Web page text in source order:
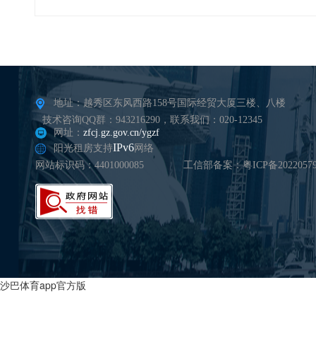
地址：越秀区东风西路158号国际经贸大厦三楼、八楼
技术咨询QQ群：943216290，联系我们：020-12345
网址： zfcj.gz.gov.cn/ygzf
阳光租房支持IPv6网络
网站标识码：4401000085
工信部备案：粤ICP备
沙巴体育app官方版